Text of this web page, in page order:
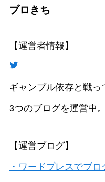
ブロきち
【運営者情報】
ギャンブル依存と戦っ
3つのブログを運営中。
【運営ブログ】
・ワードプレスでブロ